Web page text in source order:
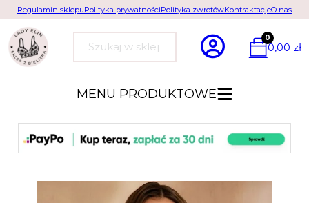
Regulamin sklepuPolityka prywatnościPolityka zwrotówKontraktacjeO nas
Szukaj
0
0,00 zł
MENU PRODUKTOWE